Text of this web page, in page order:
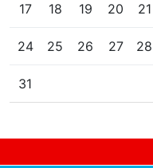
17 18 19 20 21
24 25 26 27 28
31